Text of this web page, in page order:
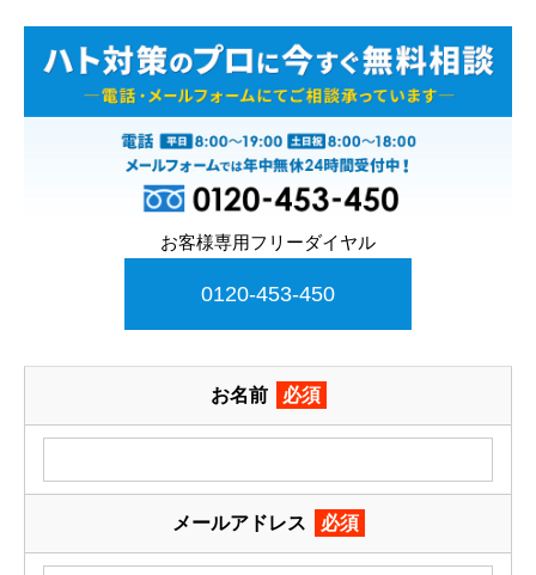
お客様専用フリーダイヤル
0120-453-450
お名前 必須
メールアドレス 必須